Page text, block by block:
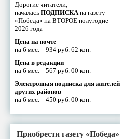
Дорогие читатели,
началась ПОДПИСКА на газету
«Победа» на ВТОРОЕ полугодие
2026 года
Цена на почте
на 6 мес. – 934 руб. 62 коп.
Цена в редакции
на 6 мес. – 567 руб. 00 коп.
Электронная подписка для жителей
других районов
на 6 мес. – 450 руб. 00 коп.
Приобрести газету «Победа»